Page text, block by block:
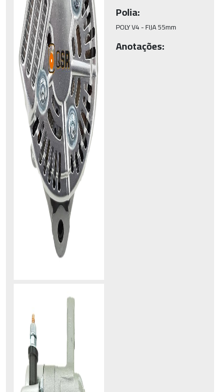
Polia:
POLY V4 - FIJA 55mm
Anotações: